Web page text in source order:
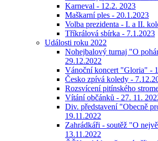
Karneval - 12.2. 2023
Maškarní ples - 20.1.2023
Volba prezidenta - I. a II.
Tříkrálová sbírka - 7.1.2023
Události roku 2022
Nohejbalový turnaj "O
29.12.2022
Vánoční koncert "Gloria" -
Česko zpívá koledy -
Rozsvícení pitínského
Vítání občánků - 27. 11.
Div. představení "Obecně
19.11.2022
Zahrádkáři - soutěž "O
13.11.2022